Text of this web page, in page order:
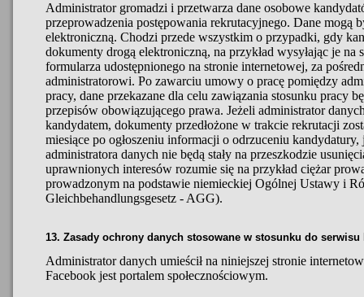
Administrator gromadzi i przetwarza dane osobowe
przeprowadzenia postępowania rekrutacyjnego. Dane mogą
elektroniczną. Chodzi przede wszystkim o przypadki, gdy
dokumenty drogą elektroniczną, na przykład wysyłając je
formularza udostępnionego na stronie internetowej, za
administratorowi. Po zawarciu umowy o pracę pomiędzy
pracy, dane przekazane dla celu zawiązania stosunku pracy
przepisów obowiązującego prawa. Jeżeli administrator
kandydatem, dokumenty przedłożone w trakcie rekrutacji
miesiące po ogłoszeniu informacji o odrzuceniu
administratora danych nie będą stały na przeszkodzie
uprawnionych interesów rozumie się na przykład ciężar
prowadzonym na podstawie niemieckiej Ogólnej Ustawy i
Gleichbehandlungsgesetz - AGG).
13. Zasady ochrony danych stosowane w stosunku do serwisu
Administrator danych umieścił na niniejszej stronie
Facebook jest portalem społecznościowym.